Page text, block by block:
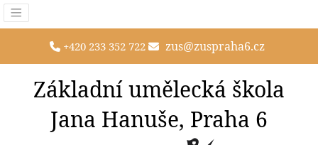
+420 233 352 722 zus@zuspraha6.cz
Základní umělecká škola
Jana Hanuše, Praha 6